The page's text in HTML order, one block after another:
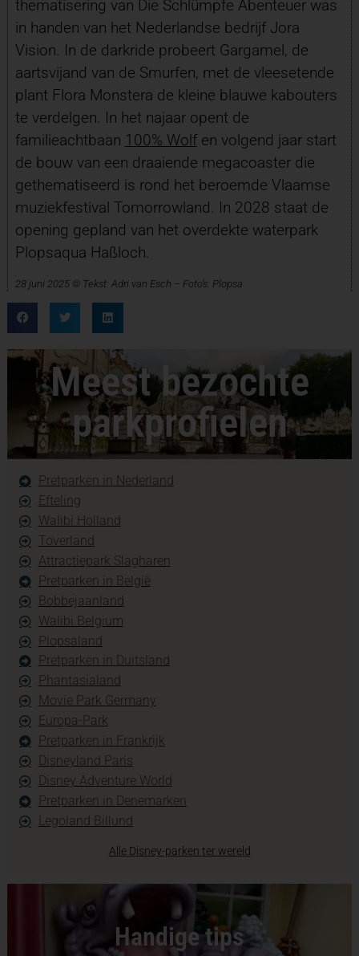
thematisering van Die Schlümpfe Abenteuer was
in handen van het Nederlandse bedrijf Jora
Vision. In de darkride probeert Gargamel, de
aartsvijand van de Smurfen, met de vleesetende
plant Flora Monstera de kleine blauwe kabouters
te verdelgen. In het najaar opent de
familieachtbaan 100% Wolfen volgend jaar start
de bouw van een draaiende megacoaster die
gethematiseerd is rond het beroemde Vlaamse
muziekfestival Tomorrowland. In 2028 staat de
opening gepland van het overdekte waterpark
Plopsaqua Haßloch.
28 juni 2025 © Tekst: Adri van Esch – Foto’s: Plopsa
Meest bezochte
parkprofielen
Pretparken in Nederland
Efteling
Walibi Holland
Toverland
Attractiepark Slagharen
Pretparken in België
Bobbejaanland
Walibi Belgium
Plopsaland
Pretparken in Duitsland
Phantasialand
Movie Park Germany
Europa-Park
Pretparken in Frankrijk
Disneyland Paris
Disney Adventure World
Pretparken in Denemarken
Legoland Billund
Alle Disney-parken ter wereld
Handige tips